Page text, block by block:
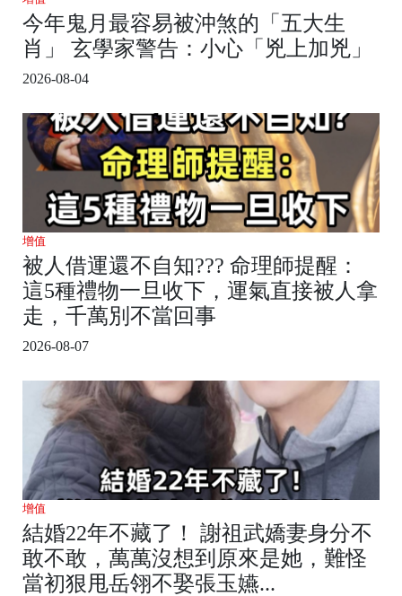
今年鬼月最容易被沖煞的「五大生
肖」 玄學家警告：小心「兇上加兇」
2026-08-04
增值
被人借運還不自知??? 命理師提醒：
這5種禮物一旦收下，運氣直接被人拿
走，千萬別不當回事
2026-08-07
增值
結婚22年不藏了！ 謝祖武嬌妻身分不
敢不敢，萬萬沒想到原來是她，難怪
當初狠甩岳翎不娶張玉嬿...